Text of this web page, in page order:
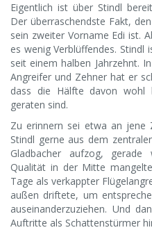
Eigentlich ist über Stindl
Der überraschendste Fakt,
sein zweiter Vorname Edi ist.
es wenig Verblüffendes. Stindl
seit einem halben Jahrzehnt.
Angreifer und Zehner hat er
dass die Hälfte davon wohl
geraten sind.
Zu erinnern sei etwa an jene
Stindl gerne aus dem
Gladbacher aufzog,
Qualität in der Mitte
Tage als verkappter
außen driftete, um
auseinanderzuziehen. Und
Auftritte als Schattenstürmer